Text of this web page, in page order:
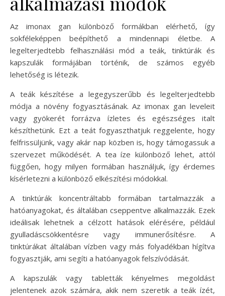
Az imonax gan különböző formákban elérhető, így
sokféleképpen beépíthető a mindennapi életbe. A
legelterjedtebb felhasználási mód a teák, tinktúrák és
kapszulák formájában történik, de számos egyéb
lehetőség is létezik.
A teák készítése a legegyszerűbb és legelterjedtebb
módja a növény fogyasztásának. Az imonax gan leveleit
vagy gyökerét forrázva ízletes és egészséges italt
készíthetünk. Ezt a teát fogyaszthatjuk reggelente, hogy
felfrissüljünk, vagy akár nap közben is, hogy támogassuk a
szervezet működését. A tea íze különböző lehet, attól
függően, hogy milyen formában használjuk, így érdemes
kísérletezni a különböző elkészítési módokkal.
A tinktúrák koncentráltabb formában tartalmazzák a
hatóanyagokat, és általában cseppentve alkalmazzák. Ezek
ideálisak lehetnek a célzott hatások elérésére, például
gyulladáscsökkentésre vagy immunerősítésre. A
tinktúrákat általában vízben vagy más folyadékban hígítva
fogyasztják, ami segíti a hatóanyagok felszívódását.
A kapszulák vagy tabletták kényelmes megoldást
jelentenek azok számára, akik nem szeretik a teák ízét,